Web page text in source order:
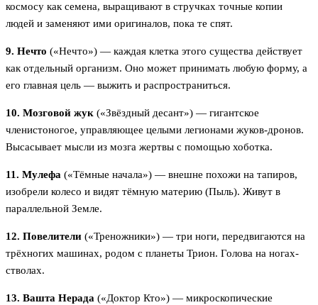
космосу как семена, выращивают в стручках точные копии
людей и заменяют ими оригиналов, пока те спят.
9. Нечто («Нечто») — каждая клетка этого существа действует
как отдельный организм. Оно может принимать любую форму, а
его главная цель — выжить и распространиться.
10. Мозговой жук («Звёздный десант») — гигантское
членистоногое, управляющее целыми легионами жуков-дронов.
Высасывает мысли из мозга жертвы с помощью хоботка.
11. Мулефа («Тёмные начала») — внешне похожи на тапиров,
изобрели колесо и видят тёмную материю (Пыль). Живут в
параллельной Земле.
12. Повелители («Треножники») — три ноги, передвигаются на
трёхногих машинах, родом с планеты Трион. Голова на ногах-
стволах.
13. Вашта Нерада («Доктор Кто») — микроскопические